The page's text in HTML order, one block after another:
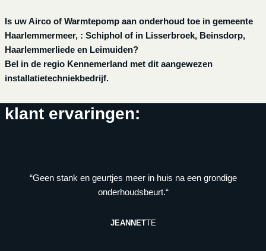
Is uw Airco of Warmtepomp aan onderhoud toe in gemeente
Haarlemmermeer, : Schiphol of in Lisserbroek, Beinsdorp,
Haarlemmerliede en Leimuiden?
Bel in de regio Kennemerland met dit aangewezen
installatietechniekbedrijf.
klant ervaringen:
“Geen stank en geurtjes meer in huis na een grondige
onderhoudsbeurt.“
JEANNETTE